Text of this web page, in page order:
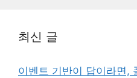
최신 글
이벤트 기반이 답이라면,